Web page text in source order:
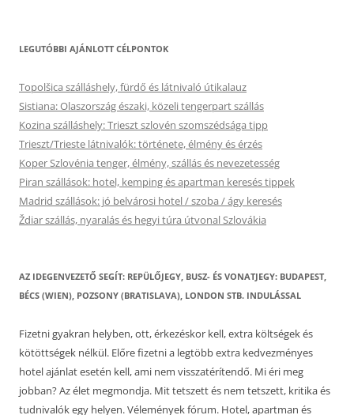
LEGUTÓBBI AJÁNLOTT CÉLPONTOK
Topolšica szálláshely, fürdő és látnivaló útikalauz
Sistiana: Olaszország északi, közeli tengerpart szállás
Kozina szálláshely: Trieszt szlovén szomszédsága tipp
Trieszt/Trieste látnivalók: története, élmény és érzés
Koper Szlovénia tenger, élmény, szállás és nevezetesség
Piran szállások: hotel, kemping és apartman keresés tippek
Madrid szállások: jó belvárosi hotel / szoba / ágy keresés
Ždiar szállás, nyaralás és hegyi túra útvonal Szlovákia
AZ IDEGENVEZETŐ SEGÍT: REPÜLŐJEGY, BUSZ- ÉS VONATJEGY: BUDAPEST,
BÉCS (WIEN), POZSONY (BRATISLAVA), LONDON STB. INDULÁSSAL
Fizetni gyakran helyben, ott, érkezéskor kell, extra költségek és
kötöttségek nélkül. Előre fizetni a legtöbb extra kedvezményes
hotel ajánlat esetén kell, ami nem visszatérítendő. Mi éri meg
jobban? Az élet megmondja. Mit tetszett és nem tetszett, kritika és
tudnivalók egy helyen. Vélemények fórum. Hotel, apartman és